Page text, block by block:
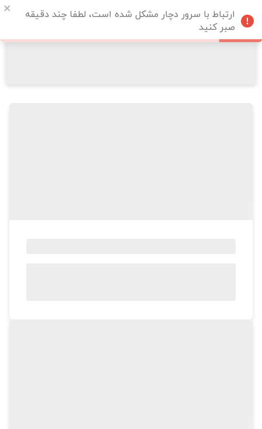
ارتباط با سرور دچار مشکل شده است، لطفا چند دقیقه
صبر کنید